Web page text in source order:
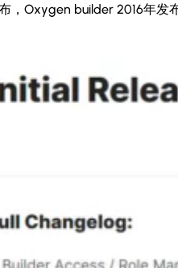
，Oxygen builder 2016年